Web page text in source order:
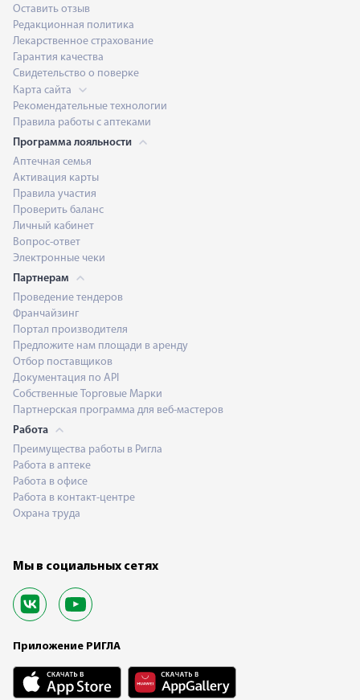
Оставить отзыв
Редакционная политика
Лекарственное страхование
Гарантия качества
Свидетельство о поверке
Карта сайта
Рекомендательные технологии
Правила работы с аптеками
Программа лояльности
Аптечная семья
Активация карты
Правила участия
Проверить баланс
Личный кабинет
Вопрос-ответ
Электронные чеки
Партнерам
Проведение тендеров
Франчайзинг
Портал производителя
Предложите нам площади в аренду
Отбор поставщиков
Документация по API
Собственные Торговые Марки
Партнерская программа для веб-мастеров
Работа
Преимущества работы в Ригла
Работа в аптеке
Работа в офисе
Работа в контакт-центре
Охрана труда
Мы в социальных сетях
Приложение РИГЛА